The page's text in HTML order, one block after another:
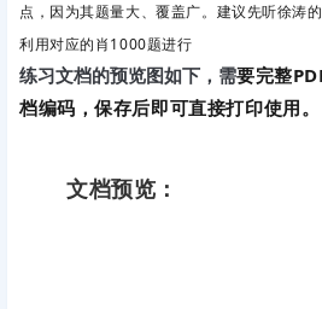
点，因为其题量大、覆盖广。建议先听徐涛
利用对应的肖1000题进行
练习文档的预览图如下，需要完整
档编码，保存后即可直接打印使用。
文档预览：